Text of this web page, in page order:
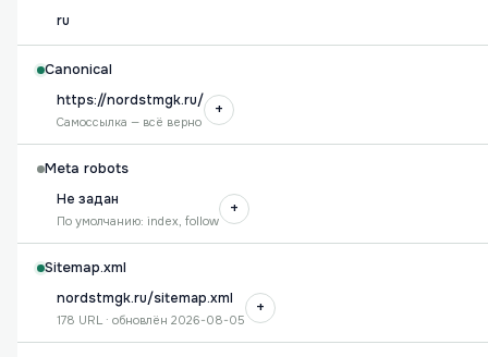
ru
Canonical
https://nordstmgk.ru/
Самоссылка — всё верно
+
Meta robots
Не задан
По умолчанию: index, follow
+
Sitemap.xml
nordstmgk.ru/sitemap.xml
178 URL · обновлён 2026-08-05
+